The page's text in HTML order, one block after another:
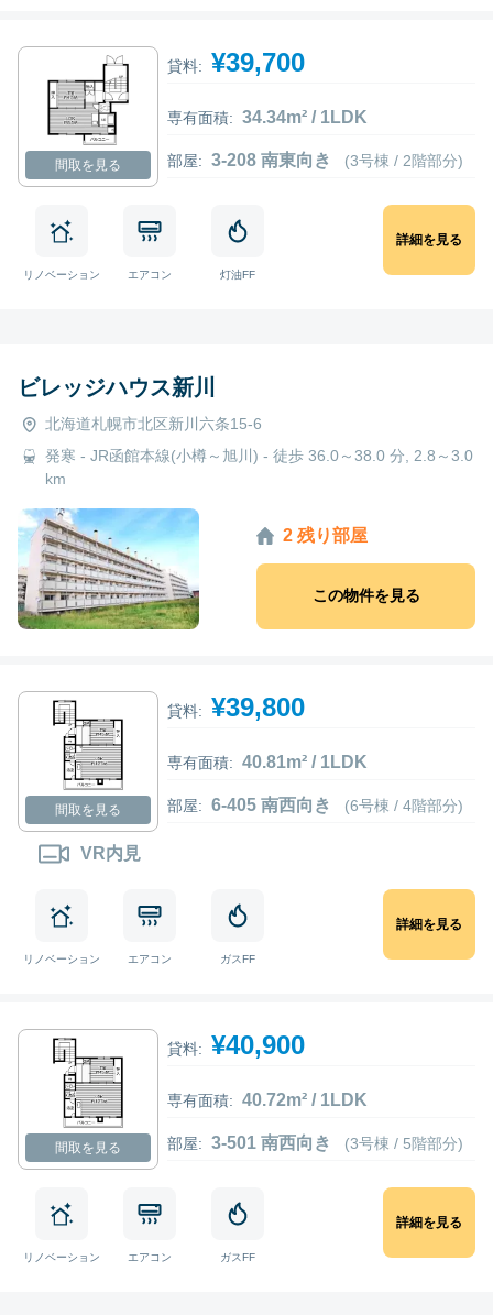
間取を見る
貸料: ¥39,700
専有面積: 34.34m² / 1LDK
部屋: 3-208 南東向き (3号棟 / 2階部分)
リノベーション エアコン 灯油FF
詳細を見る
ビレッジハウス新川
北海道札幌市北区新川六条15-6
発寒 - JR函館本線(小樽～旭川) - 徒歩 36.0～38.0 分, 2.8～3.0
km
2 残り部屋
この物件を見る
間取を見る
VR内見
貸料: ¥39,800
専有面積: 40.81m² / 1LDK
部屋: 6-405 南西向き (6号棟 / 4階部分)
リノベーション エアコン ガスFF
詳細を見る
間取を見る
貸料: ¥40,900
専有面積: 40.72m² / 1LDK
部屋: 3-501 南西向き (3号棟 / 5階部分)
リノベーション エアコン ガスFF
詳細を見る